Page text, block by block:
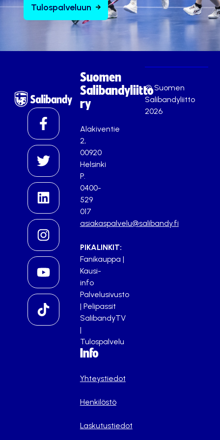
Tulospalveluun
Suomen
Salibandyliitto
ry
Alakiventie
2,
00920
Helsinki
P.
0400-
529
017
asiakaspalvelu@salibandy.fi
PIKALINKIT:
Fanikauppa |
Kausi-
info
Palvelusivusto
| Pelipassit
SalibandyTV
|
Tulospalvelu
Info
Yhteystiedot
Henkilöstö
Laskutustiedot
© Suomen
Salibandyliitto
2026